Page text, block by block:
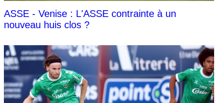
ASSE - Venise : L'ASSE contrainte à un
nouveau huis clos ?